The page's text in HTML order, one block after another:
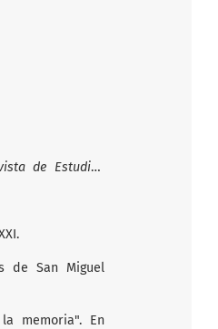
de Estudios
de San Miguel
memoria". En